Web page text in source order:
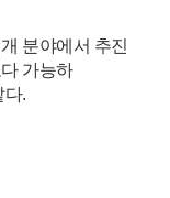
분야에서 추진
가능하
다.